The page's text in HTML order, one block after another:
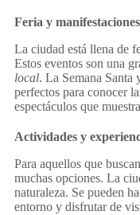
Feria y
La ciudad está llena de
Estos eventos son una
local. La Semana Santa
perfectos para conocer
espectáculos que
Actividades y
Para aquellos que
muchas opciones. La
naturaleza. Se pueden
entorno y disfrutar de